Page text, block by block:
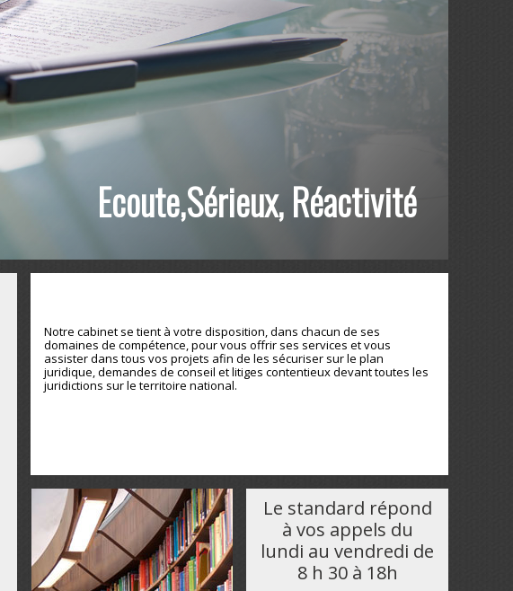
Ecoute,Sérieux, Réactivité
Notre cabinet se tient à votre disposition, dans chacun de ses
domaines de compétence, pour vous offrir ses services et vous
assister dans tous vos projets afin de les sécuriser sur le plan
juridique, demandes de conseil et litiges contentieux devant toutes les
juridictions sur le territoire national.
Le standard répond
à vos appels du
lundi au vendredi de
8 h 30 à 18h